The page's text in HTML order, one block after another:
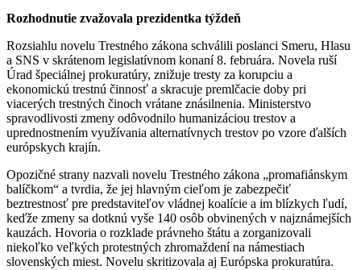
Rozhodnutie zvažovala prezidentka týždeň
Rozsiahlu novelu Trestného zákona schválili poslanci Smeru, Hlasu
a SNS v skrátenom legislatívnom konaní 8. februára. Novela ruší
Úrad špeciálnej prokuratúry, znižuje tresty za korupciu a
ekonomickú trestnú činnosť a skracuje premlčacie doby pri
viacerých trestných činoch vrátane znásilnenia. Ministerstvo
spravodlivosti zmeny odôvodnilo humanizáciou trestov a
uprednostnením využívania alternatívnych trestov po vzore ďalších
európskych krajín.
Opozičné strany nazvali novelu Trestného zákona „promafiánskym
balíčkom“ a tvrdia, že jej hlavným cieľom je zabezpečiť
beztrestnosť pre predstaviteľov vládnej koalície a im blízkych ľudí,
keďže zmeny sa dotknú vyše 140 osôb obvinených v najznámejších
kauzách. Hovoria o rozklade právneho štátu a zorganizovali
niekoľko veľkých protestných zhromaždení na námestiach
slovenských miest. Novelu skritizovala aj Európska prokuratúra.